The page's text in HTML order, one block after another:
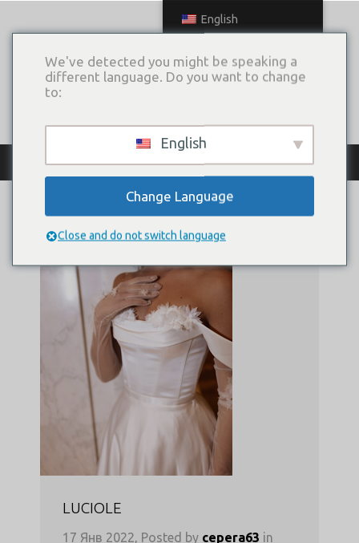
Archive
LUCIOLE
17 Янв 2022, Posted by cepera63 in
English
We've detected you might be speaking a
different language. Do you want to change
to:
English
Change Language
Close and do not switch language